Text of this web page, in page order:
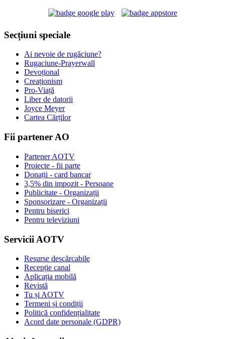
Secțiuni speciale
Ai nevoie de rugăciune?
Rugaciune-Prayerwall
Devoțional
Creaționism
Pro-Viață
Liber de datorii
Joyce Meyer
Cartea Cărților
Fii partener AO
Partener AOTV
Proiecte - fii parte
Donații - card bancar
3,5% din impozit - Persoane
Publicitate - Organizații
Sponsorizare - Organizații
Pentru biserici
Pentru televiziuni
Servicii AOTV
Resurse descărcabile
Recepție canal
Aplicația mobilă
Revistă
Tu și AOTV
Termeni și condiții
Politică confidențialitate
Acord date personale (GDPR)